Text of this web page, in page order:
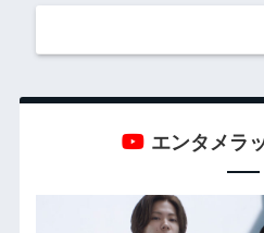
エンタメラ